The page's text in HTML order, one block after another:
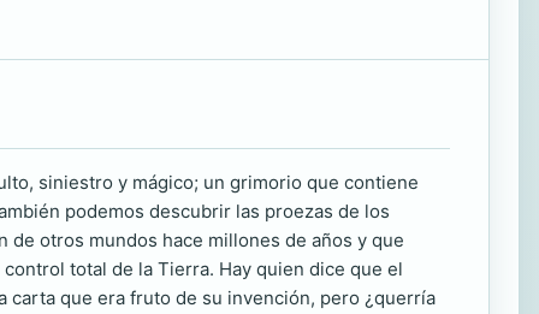
siniestro y mágico; un grimorio que contiene
podemos descubrir las proezas de los
otros mundos hace millones de años y que
total de la Tierra. Hay quien dice que el
carta que era fruto de su invención, pero ¿querría